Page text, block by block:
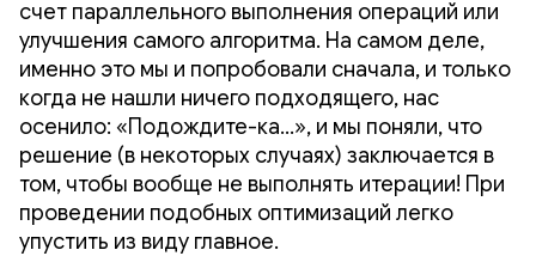
счет параллельного выполнения операций или
улучшения самого алгоритма. На самом деле,
именно это мы и попробовали сначала, и только
когда не нашли ничего подходящего, нас
осенило: «Подождите-ка…», и мы поняли, что
решение (в некоторых случаях) заключается в
том, чтобы вообще не выполнять итерации! При
проведении подобных оптимизаций легко
упустить из виду главное.